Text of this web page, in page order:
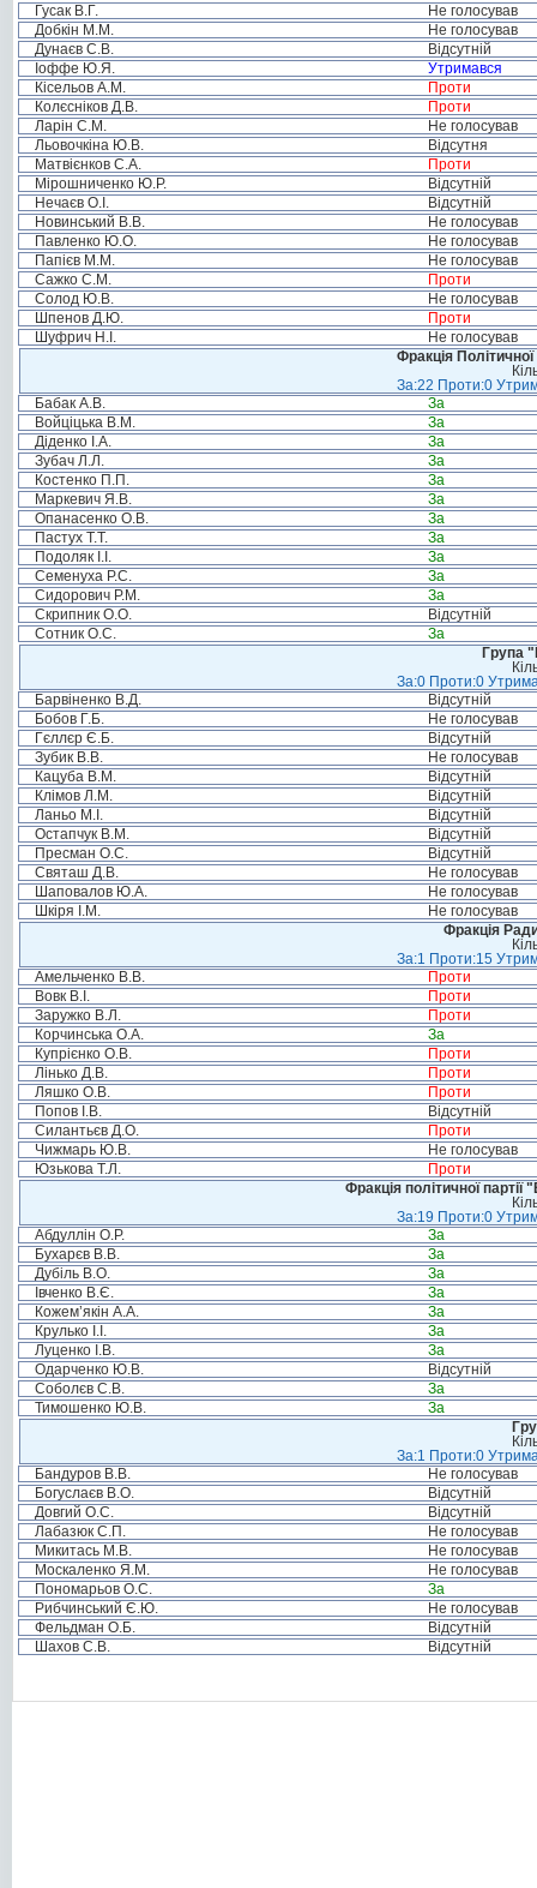
Гусак В.Г.
Не голосував
Добкін М.М.
Не голосував
Дунаєв С.В.
Відсутній
Іоффе Ю.Я.
Утримався
Кісельов А.М.
Проти
Колєсніков Д.В.
Проти
Ларін С.М.
Не голосував
Льовочкіна Ю.В.
Відсутня
Матвієнков С.А.
Проти
Мірошниченко Ю.Р.
Відсутній
Нечаєв О.І.
Відсутній
Новинський В.В.
Не голосував
Павленко Ю.О.
Не голосував
Папієв М.М.
Не голосував
Сажко С.М.
Проти
Солод Ю.В.
Не голосував
Шпенов Д.Ю.
Проти
Шуфрич Н.І.
Не голосував
Фракція
За:22 Проти:0
Бабак А.В.
За
Войціцька В.М.
За
Діденко І.А.
За
Зубач Л.Л.
За
Костенко П.П.
За
Маркевич Я.В.
За
Опанасенко О.В.
За
Пастух Т.Т.
За
Подоляк І.І.
За
Семенуха Р.С.
За
Сидорович Р.М.
За
Скрипник О.О.
Відсутній
Сотник О.С.
За
Група
За:0 Проти:0
Барвіненко В.Д.
Відсутній
Бобов Г.Б.
Не голосував
Гєллєр Є.Б.
Відсутній
Зубик В.В.
Не голосував
Кацуба В.М.
Відсутній
Клімов Л.М.
Відсутній
Ланьо М.І.
Відсутній
Остапчук В.М.
Відсутній
Пресман О.С.
Відсутній
Святаш Д.В.
Не голосував
Шаповалов Ю.А.
Не голосував
Шкіря І.М.
Не голосував
Фракція
За:1 Проти:15
Амельченко В.В.
Проти
Вовк В.І.
Проти
Заружко В.Л.
Проти
Корчинська О.А.
За
Купрієнко О.В.
Проти
Лінько Д.В.
Проти
Ляшко О.В.
Проти
Попов І.В.
Відсутній
Силантьєв Д.О.
Проти
Чижмарь Ю.В.
Не голосував
Юзькова Т.Л.
Проти
Фракція політичної
За:19 Проти:0
Абдуллін О.Р.
За
Бухарєв В.В.
За
Дубіль В.О.
За
Івченко В.Є.
За
Кожем’якін А.А.
За
Крулько І.І.
За
Луценко І.В.
За
Одарченко Ю.В.
Відсутній
Соболєв С.В.
За
Тимошенко Ю.В.
За
За:1 Проти:0
Бандуров В.В.
Не голосував
Богуслаєв В.О.
Відсутній
Довгий О.С.
Відсутній
Лабазюк С.П.
Не голосував
Микитась М.В.
Не голосував
Москаленко Я.М.
Не голосував
Пономарьов О.С.
За
Рибчинський Є.Ю.
Не голосував
Фельдман О.Б.
Відсутній
Шахов С.В.
Відсутній